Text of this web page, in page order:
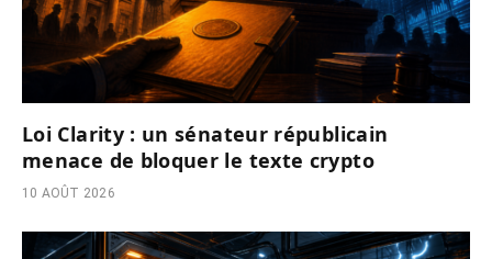
Loi Clarity : un sénateur républicain
menace de bloquer le texte crypto
10 AOÛT 2026